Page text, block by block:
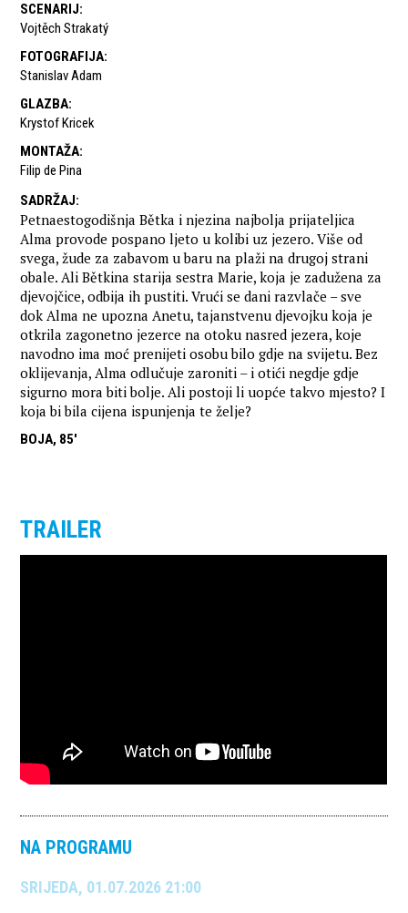
SCENARIJ:
Vojtěch Strakatý
FOTOGRAFIJA:
Stanislav Adam
GLAZBA:
Krystof Kricek
MONTAŽA:
Filip de Pina
SADRŽAJ:
Petnaestogodišnja Bětka i njezina najbolja prijateljica
Alma provode pospano ljeto u kolibi uz jezero. Više od
svega, žude za zabavom u baru na plaži na drugoj strani
obale. Ali Bětkina starija sestra Marie, koja je zadužena za
djevojčice, odbija ih pustiti. Vrući se dani razvlače – sve
dok Alma ne upozna Anetu, tajanstvenu djevojku koja je
otkrila zagonetno jezerce na otoku nasred jezera, koje
navodno ima moć prenijeti osobu bilo gdje na svijetu. Bez
oklijevanja, Alma odlučuje zaroniti – i otići negdje gdje
sigurno mora biti bolje. Ali postoji li uopće takvo mjesto? I
koja bi bila cijena ispunjenja te želje?
BOJA, 85'
TRAILER
NA PROGRAMU
SRIJEDA, 01.07.2026 21:00